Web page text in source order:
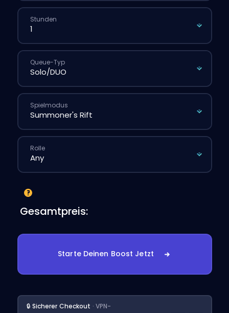
Stunden
Queue-Typ
Spielmodus
Rolle
Gesamtpreis:
Starte Deinen Boost Jetzt
🔒 Sicherer Checkout · VPN-